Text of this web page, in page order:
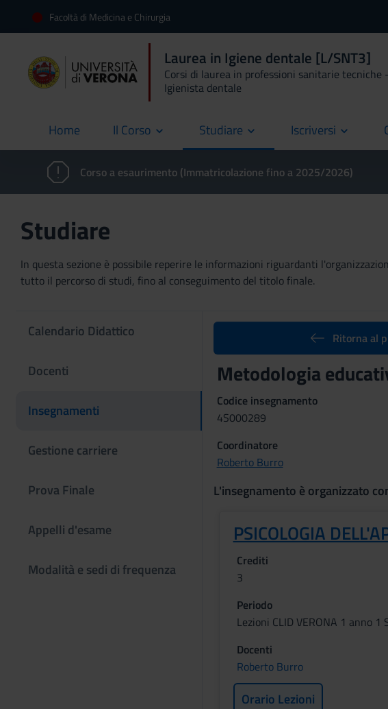
Facoltà di Medicina e Chirurgia
Laurea in Igiene dentale [L/SNT3]
Corsi di laurea in professioni sanitarie
Igienista dentale
Home
current Il Corso Studiare Iscriversi
Corso a esaurimento (Immatricolazione fino a 2025/2026)
Studiare
In questa sezione è possibile reperire le informazioni riguardanti
tutto il percorso di studi, fino al conseguimento del titolo finale.
Calendario Didattico
Docenti
Insegnamenti
Gestione carriere
Prova Finale
Appelli d'esame
Modalità e sedi di frequenza
Ritorna al
Metodologia
Codice insegnamento
4S000289
Coordinatore
Roberto Burro
L'insegnamento è organizzato
PSICOLOGIA
Crediti
3
Periodo
Lezioni CLID VERONA 1 anno 1
Docenti
Roberto Burro
Orario Lezioni